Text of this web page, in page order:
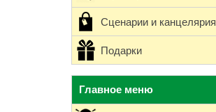
Сценарии и канцелярия
Подарки
Главное меню